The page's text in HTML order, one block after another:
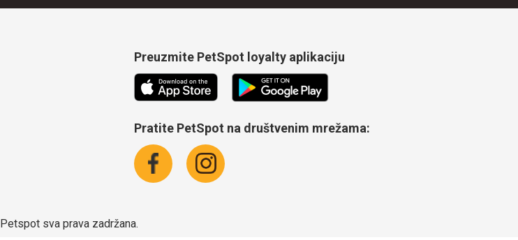
Preuzmite PetSpot loyalty aplikaciju
Pratite PetSpot na društvenim mrežama:
2026 Petspot sva prava zadržana.